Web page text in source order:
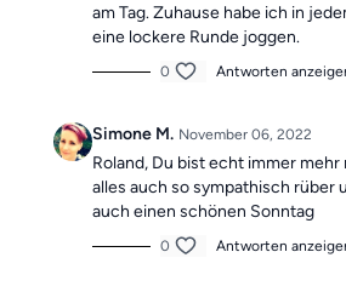
am Tag. Zuhause habe ich in
eine lockere Runde joggen.
0 Antworten
Simone M. November 06, 2022
Roland, Du bist echt immer
alles auch so sympathisch rüber
auch einen schönen Sonntag
0 Antworten